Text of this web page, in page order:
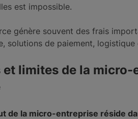
est impossible.
génère souvent des frais
solutions de paiement,
et limites de la
de la micro-entreprise réside